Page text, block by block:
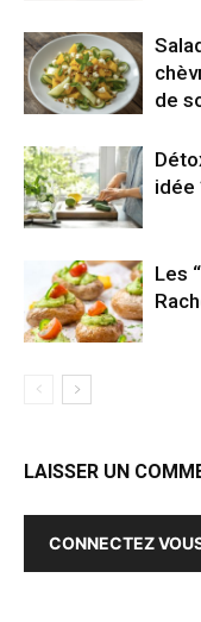
de
idée
Les
LAISSER UN
CONNECTEZ